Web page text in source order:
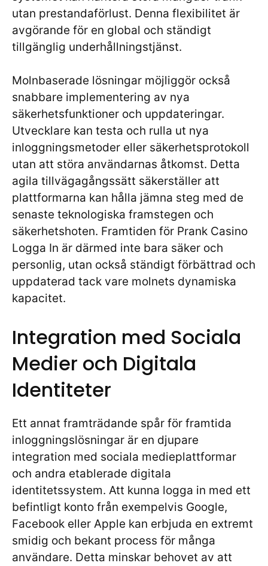
utan prestandaförlust. Denna flexibilitet är
avgörande för en global och ständigt
tillgänglig underhållningstjänst.
Molnbaserade lösningar möjliggör också
snabbare implementering av nya
säkerhetsfunktioner och uppdateringar.
Utvecklare kan testa och rulla ut nya
inloggningsmetoder eller säkerhetsprotokoll
utan att störa användarnas åtkomst. Detta
agila tillvägagångssätt säkerställer att
plattformarna kan hålla jämna steg med de
senaste teknologiska framstegen och
säkerhetshoten. Framtiden för Prank Casino
Logga In är därmed inte bara säker och
personlig, utan också ständigt förbättrad och
uppdaterad tack vare molnets dynamiska
kapacitet.
Integration med Sociala
Medier och Digitala
Identiteter
Ett annat framträdande spår för framtida
inloggningslösningar är en djupare
integration med sociala medieplattformar
och andra etablerade digitala
identitetssystem. Att kunna logga in med ett
befintligt konto från exempelvis Google,
Facebook eller Apple kan erbjuda en extremt
smidig och bekant process för många
användare. Detta minskar behovet av att